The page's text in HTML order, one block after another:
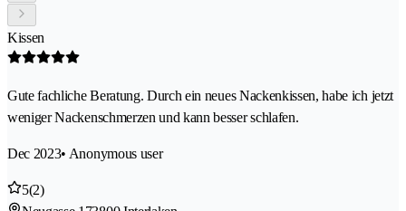
Kissen
Gute fachliche Beratung. Durch ein neues Nackenkissen, habe ich jetzt
weniger Nackenschmerzen und kann besser schlafen.
Dec 2023• Anonymous user
5(2)